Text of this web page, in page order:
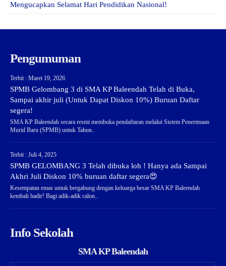
Mengucapkan Selamat Hari Pendidikan Nasional!
Pengumuman
Terbit : Maret 19, 2026
SPMB Gelombang 3 di SMA KP Baleendah Telah di Buka,
Sampai akhir juli (Untuk Dapat Diskon 10%) Buruan Daftar
segera!
SMA KP Baleendah secara resmi membuka pendaftaran melalui Sistem Penerimaan
Murid Baru (SPMB) untuk Tahun..
Terbit : Juli 4, 2025
SPMB GELOMBANG 3 Telah dibuka loh ! Hanya ada Sampai
Akhri Juli Diskon 10% buruan daftar segera😍
Kesempatan emas untuk bergabung dengan keluarga besar SMA KP Baleendah
kembali hadir! Bagi adik-adik calon..
Info Sekolah
SMA KP Baleendah